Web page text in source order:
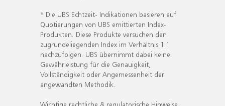
* Die UBS Echtzeit- Indikationen basieren auf
Quotierungen von UBS emittierten Index-
Produkten. Diese Produkte versuchen den
zugrundeliegenden Index im Verhältnis 1:1
nachzufolgen. UBS übernimmt dabei keine
Gewährleistung für die Genauigkeit,
Vollständigkeit oder Angemessenheit der
angewandten Methodik.